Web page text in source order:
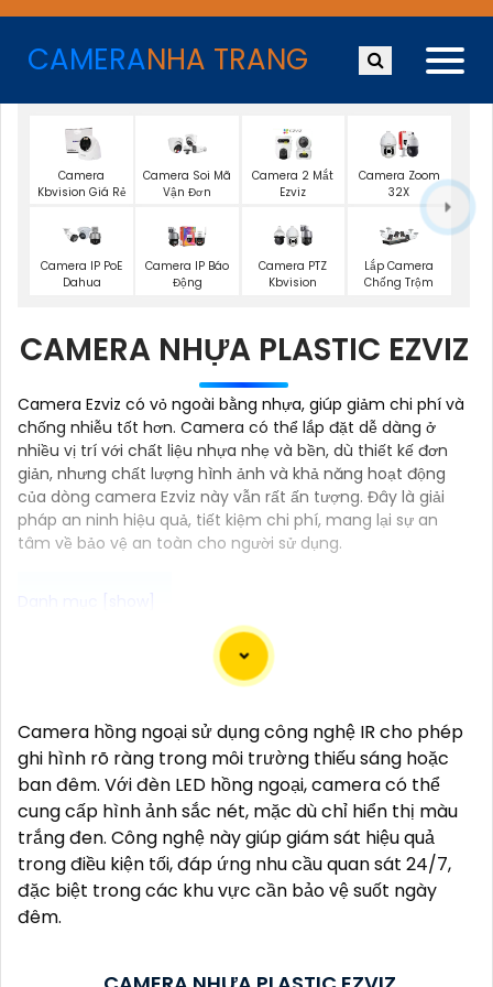
CAMERANHA TRANG
Camera
Kbvision Giá Rẻ
Camera Soi Mã
Vận Đơn
Camera 2 Mắt
Ezviz
Camera Zoom
32X
Camera IP PoE
Dahua
Camera IP Báo
Động
Camera PTZ
Kbvision
Lắp Camera
Chống Trộm
CAMERA NHỰA PLASTIC EZVIZ
Camera Ezviz có vỏ ngoài bằng nhựa, giúp giảm chi phí và
chống nhiễu tốt hơn. Camera có thể lắp đặt dễ dàng ở
nhiều vị trí với chất liệu nhựa nhẹ và bền, dù thiết kế đơn
giản, nhưng chất lượng hình ảnh và khả năng hoạt động
của dòng camera Ezviz này vẫn rất ấn tượng. Đây là giải
pháp an ninh hiệu quả, tiết kiệm chi phí, mang lại sự an
tâm về bảo vệ an toàn cho người sử dụng.
### Tư vấn lắp đặt Camera Plastic Hình ảnh sắc
nét cho không gian của bạn
camera có độ phân giải cao đểnâng cao an toàn
hình ảnh sắc nét, cụ thể là camera có độ phân giải
tối thiểu 2MP.- Nên chọn camera có công nghệ hồng
ngoại, giúp quay được hình ảnh ban đêm cũng như
trong điều kiện ánh sáng yếu.
#### 🎥 2:Vị trí lắp đặt Camera:- Đặt camera ở
những ngóc ngách quan trọng của không gian cần
giám sát như cổng ra vào, kho hàng, khu vực lưu
cao phù hợp để giám sát rộng đến tất cả các góc
Camera hồng ngoại sử dụng công nghệ IR cho phép
ghi hình rõ ràng trong môi trường thiếu sáng hoặc
ban đêm. Với đèn LED hồng ngoại, camera có thể
cung cấp hình ảnh sắc nét, mặc dù chỉ hiển thị màu
trắng đen. Công nghệ này giúp giám sát hiệu quả
trong điều kiện tối, đáp ứng nhu cầu quan sát 24/7,
đặc biệt trong các khu vực cần bảo vệ suốt ngày
đêm.